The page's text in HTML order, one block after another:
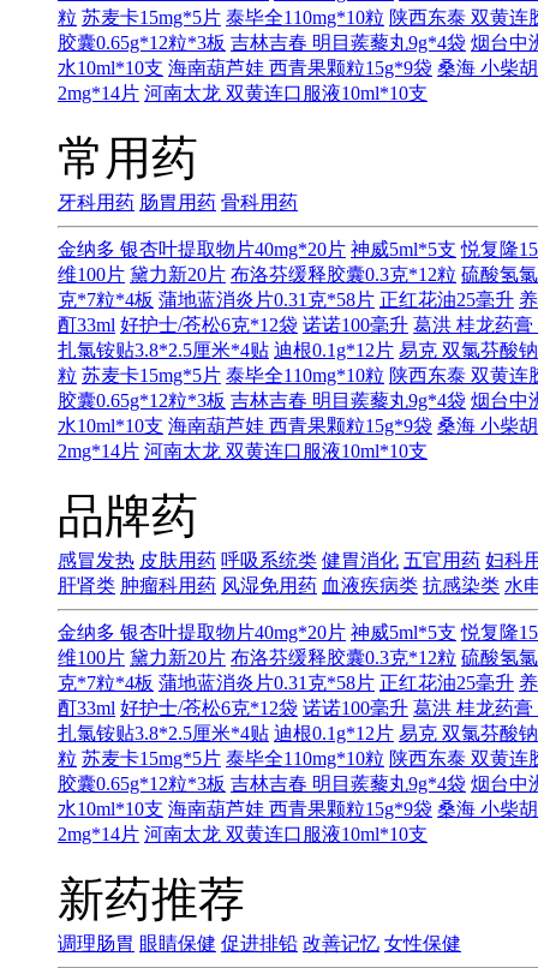
粒 苏麦卡15mg*5片 泰毕全110mg*10粒 陕西东泰 双黄连
胶囊0.65g*12粒*3板 吉林吉春 明目蒺藜丸9g*4袋 烟台中
水10ml*10支 海南葫芦娃 西青果颗粒15g*9袋 桑海 小柴
2mg*14片 河南太龙 双黄连口服液10ml*10支
常用药
牙科用药 肠胃用药 骨科用药
金纳多 银杏叶提取物片40mg*20片 神威5ml*5支 悦复隆
维100片 黛力新20片 布洛芬缓释胶囊0.3克*12粒 硫酸氢
克*7粒*4板 蒲地蓝消炎片0.31克*58片 正红花油25毫升
酊33ml 好护士/苍松6克*12袋 诺诺100毫升 葛洪 桂龙药膏
扎氯铵贴3.8*2.5厘米*4贴 迪根0.1g*12片 易克 双氯芬酸
粒 苏麦卡15mg*5片 泰毕全110mg*10粒 陕西东泰 双黄连
胶囊0.65g*12粒*3板 吉林吉春 明目蒺藜丸9g*4袋 烟台中
水10ml*10支 海南葫芦娃 西青果颗粒15g*9袋 桑海 小柴
2mg*14片 河南太龙 双黄连口服液10ml*10支
品牌药
感冒发热 皮肤用药 呼吸系统类 健胃消化 五官用药 妇科
肝肾类 肿瘤科用药 风湿免用药 血液疾病类 抗感染类 水
金纳多 银杏叶提取物片40mg*20片 神威5ml*5支 悦复隆
维100片 黛力新20片 布洛芬缓释胶囊0.3克*12粒 硫酸氢
克*7粒*4板 蒲地蓝消炎片0.31克*58片 正红花油25毫升
酊33ml 好护士/苍松6克*12袋 诺诺100毫升 葛洪 桂龙药膏
扎氯铵贴3.8*2.5厘米*4贴 迪根0.1g*12片 易克 双氯芬酸
粒 苏麦卡15mg*5片 泰毕全110mg*10粒 陕西东泰 双黄连
胶囊0.65g*12粒*3板 吉林吉春 明目蒺藜丸9g*4袋 烟台中
水10ml*10支 海南葫芦娃 西青果颗粒15g*9袋 桑海 小柴
2mg*14片 河南太龙 双黄连口服液10ml*10支
新药推荐
调理肠胃 眼睛保健 促进排铅 改善记忆 女性保健